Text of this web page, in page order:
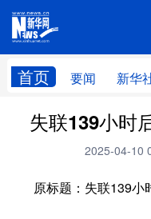
首页 要闻 新华
广西频道
新华社
图片新闻 壮美广
失联139小时
2025-04-10
原标题：失联139小